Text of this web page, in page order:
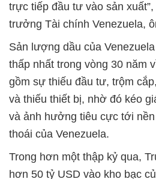
trực tiếp đầu tư vào sản
trưởng Tài chính Venezuela,
Sản lượng dầu của
thấp nhất trong vòng 30 năm
gồm sự thiếu đầu tư, trộm
và thiếu thiết bị, nhờ đó kéo
và ảnh hưởng tiêu cực tới
thoái của Venezuela.
Trong hơn một thập kỷ qua,
hơn 50 tỷ USD vào kho bạc